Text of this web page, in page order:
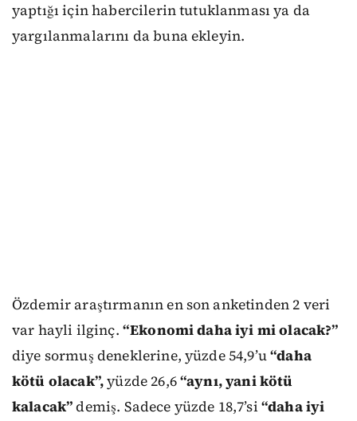
yaptığı için habercilerin tutuklanması ya da
yargılanmalarını da buna ekleyin.
Özdemir araştırmanın en son anketinden 2 veri
var hayli ilginç. “Ekonomi daha iyi mi olacak?”
diye sormuş deneklerine, yüzde 54,9’u“daha
kötü olacak”,yüzde 26,6“aynı, yani kötü
kalacak”demiş. Sadece yüzde 18,7’si “daha iyi